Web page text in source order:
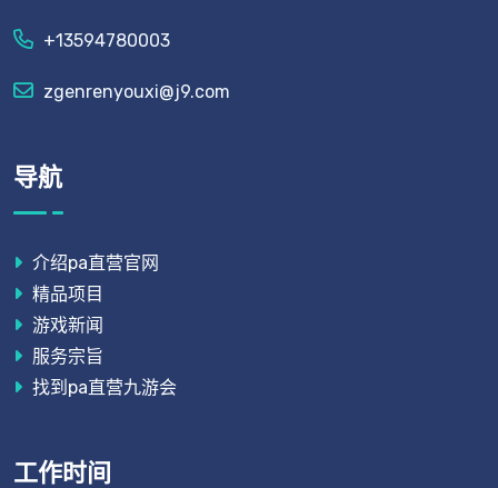
+13594780003
zgenrenyouxi@j9.com
导航
介绍pa直营官网
精品项目
游戏新闻
服务宗旨
找到pa直营九游会
工作时间